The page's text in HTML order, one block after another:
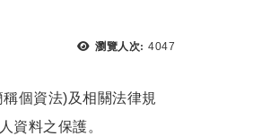
瀏覽人次: 瀏覽次數：
4047
個資法)及相關法律規
資料之保護。